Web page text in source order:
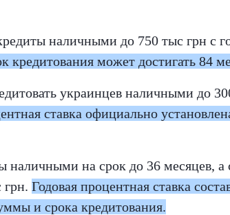
наличными до 750 тыс грн с
кредитования может достигать 84
украинцев наличными до
ставка официально
наличными на срок до 36 месяцев, а
грн. Годовая процентная ставка
и срока кредитования.